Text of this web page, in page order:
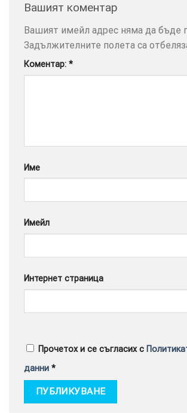
Вашият коментар
Вашият имейл адрес няма да бъде
Задължителните полета са
Коментар: *
Име
Имейл
Интернет страница
Прочетох и се съгласих с
данни *
ДА
НАМЕРИТЕ
ТУК.
УСЛУГИ ОПЦИИ